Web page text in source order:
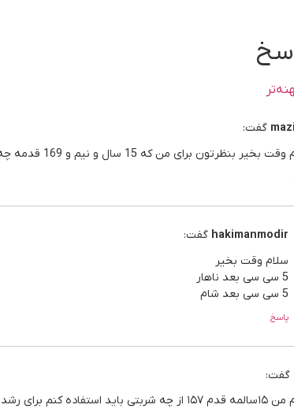
گفت:
بنظرتون برای من که 15 سال و نیم و 169 قدمه چه اندازه این شربت رو مصرف کنم؟ آیا تاثیر داره
hakimanmodir گفت:
سلام وقت بخیر
5 سی سی بعد ناهار
5 سی سی بعد شام
پاسخ
گفت:
باید استفاده کنم برای رشد قدم